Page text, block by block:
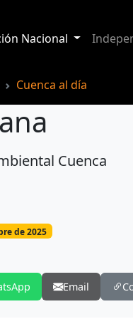
Nacional
Cuenca al día
Cuenca
de 2025
Email